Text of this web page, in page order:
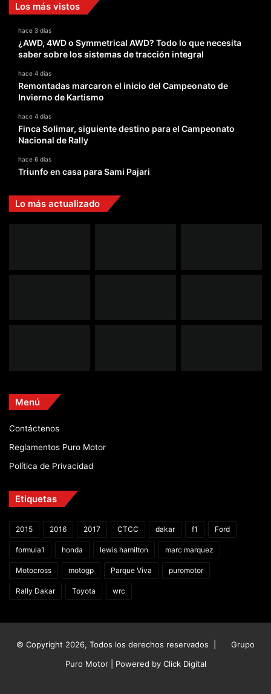
Los más vistos
hace 3 días
¿AWD, 4WD o Symmetrical AWD? Todo lo que necesita
saber sobre los sistemas de tracción integral
hace 4 días
Remontadas marcaron el inicio del Campeonato de
Invierno de Kartismo
hace 4 días
Finca Solimar, siguiente destino para el Campeonato
Nacional de Rally
hace 6 días
Triunfo en casa para Sami Pajari
Lo más actualizado
Menú
Contáctenos
Reglamentos Puro Motor
Política de Privacidad
Etiquetas
2015 2016 2017 CTCC dakar f1 Ford
formula1 honda lewis hamilton marc marquez
Motocross motogp Parque Viva puromotor
Rally Dakar Toyota wrc
© Copyright 2026, Todos los derechos reservados |
Grupo
Puro Motor | Powered by Click Digital